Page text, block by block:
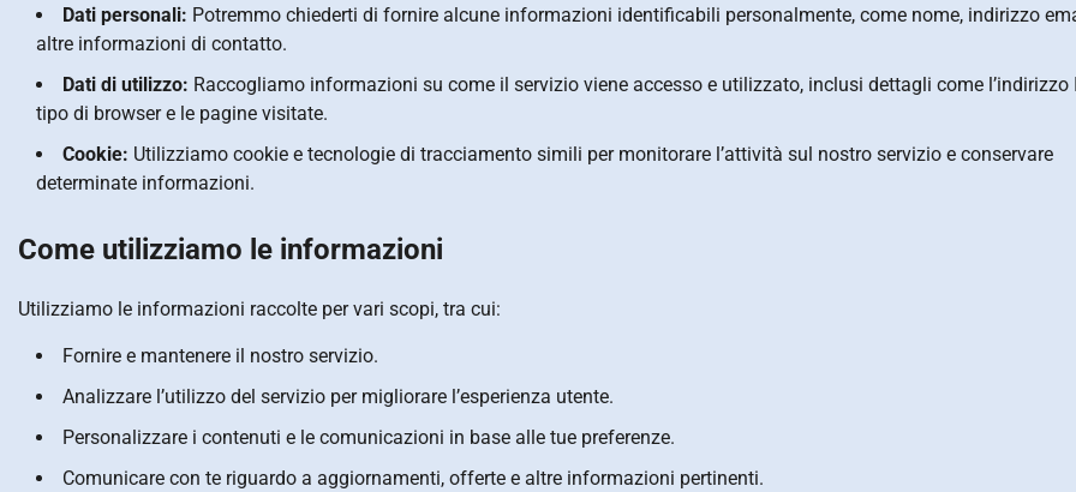
Dati personali: Potremmo chiederti di fornire alcune informazioni identificabili personalmente, come nome, indirizzo
altre informazioni di contatto.
Dati di utilizzo: Raccogliamo informazioni su come il servizio viene accesso e utilizzato, inclusi dettagli come l’indirizzo
tipo di browser e le pagine visitate.
Cookie: Utilizziamo cookie e tecnologie di tracciamento simili per monitorare l’attività sul nostro servizio e conservare
determinate informazioni.
Come utilizziamo le informazioni
Utilizziamo le informazioni raccolte per vari scopi, tra cui:
Fornire e mantenere il nostro servizio.
Analizzare l’utilizzo del servizio per migliorare l’esperienza utente.
Personalizzare i contenuti e le comunicazioni in base alle tue preferenze.
Comunicare con te riguardo a aggiornamenti, offerte e altre informazioni pertinenti.